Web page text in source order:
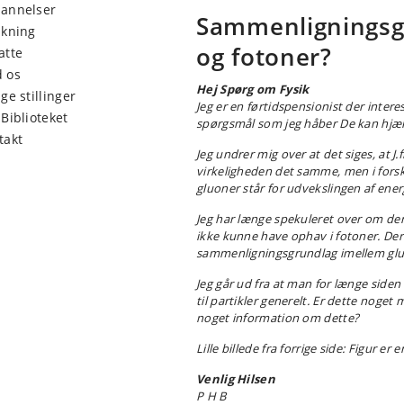
os
stillinger
og fotoner?
Hej Spørg om Fysik
Jeg er en førtidspensionist der
spørgsmål som jeg håber De kan
Jeg undrer mig over at det siges, at
virkeligheden det samme, men i
gluoner står for udvekslingen af
Jeg har længe spekuleret over om
ikke kunne have ophav i fotoner.
sammenligningsgrundlag imellem
Jeg går ud fra at man for længe
til partikler generelt. Er dette noget
noget information om dette?
Lille billede fra forrige side: Figur er
Venlig Hilsen
P H B